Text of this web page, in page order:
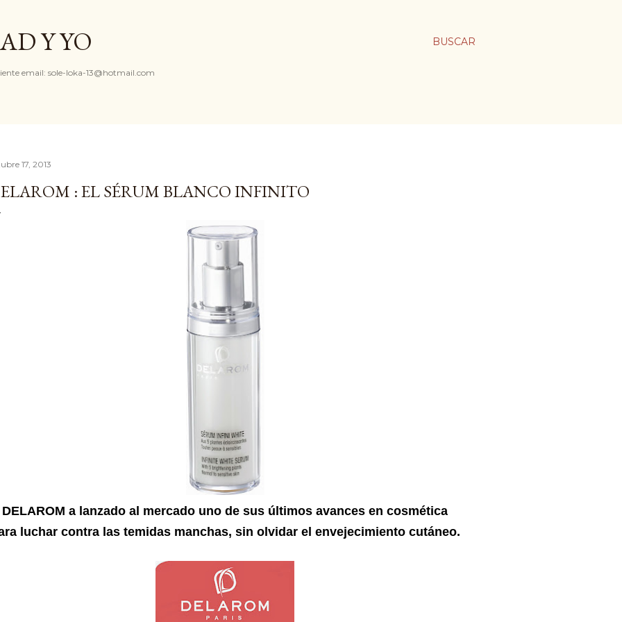
BUSCAR
Y YO
email: sole-loka-13@hotmail.com
17, 2013
: EL SÉRUM BLANCO INFINITO
DELAROM a lanzado al mercado uno de sus últimos avances en cosmética
luchar contra las temidas manchas, sin olvidar el envejecimiento cutáneo.